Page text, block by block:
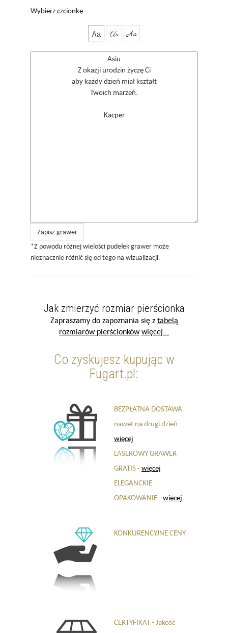
Wybierz czcionkę
Aa Aa Aa
Zapisz grawer
*Z powodu różnej wielości pudełek grawer może
nieznacznie różnić się od tego na wizualizacji.
Jak zmierzyć rozmiar pierścionka
Zapraszamy do zapoznania się z tabelą
rozmiarów pierścionków więcej...
Co zyskujesz kupując w
Fugart.pl:
BEZPŁATNA DOSTAWA
nawet na drugi dzień -
więcej
LASEROWY GRAWER
GRATIS - więcej
ELEGANCKIE
OPAKOWANIE - więcej
KONKURENCYJNE CENY
CERTYFIKAT - Jakość